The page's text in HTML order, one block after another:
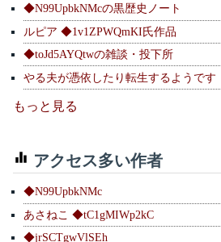
◆N99UpbkNMcの黒歴史ノート
ルピア ◆1v1ZPWQmKI氏作品
◆toJd5AYQtwの雑談・投下所
やる夫が憑依したり転生するようです
もっと見る
アクセス多い作者
◆N99UpbkNMc
あさねこ ◆tC1gMIWp2kC
◆jrSCTgwVlSEh